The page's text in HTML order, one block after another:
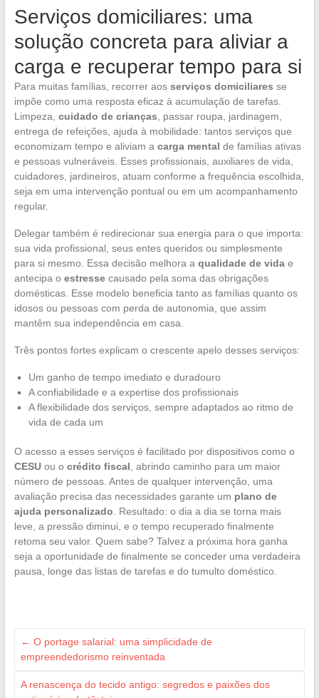
Serviços domiciliares: uma
solução concreta para aliviar a
carga e recuperar tempo para si
Para muitas famílias, recorrer aos serviços domiciliares se
impõe como uma resposta eficaz à acumulação de tarefas.
Limpeza, cuidado de crianças , passar roupa, jardinagem,
entrega de refeições, ajuda à mobilidade: tantos serviços que
economizam tempo e aliviam a carga mental de famílias ativas
e pessoas vulneráveis. Esses profissionais, auxiliares de vida,
cuidadores, jardineiros, atuam conforme a frequência escolhida,
seja em uma intervenção pontual ou em um acompanhamento
regular.
Delegar também é redirecionar sua energia para o que importa:
sua vida profissional, seus entes queridos ou simplesmente
para si mesmo. Essa decisão melhora a qualidade de vidae
antecipa o estressecausado pela soma das obrigações
domésticas. Esse modelo beneficia tanto as famílias quanto os
idosos ou pessoas com perda de autonomia, que assim
mantêm sua independência em casa.
Três pontos fortes explicam o crescente apelo desses serviços:
Um ganho de tempo imediato e duradouro
A confiabilidade e a expertise dos profissionais
A flexibilidade dos serviços, sempre adaptados ao ritmo de
vida de cada um
O acesso a esses serviços é facilitado por dispositivos como o
CESUou o crédito fiscal , abrindo caminho para um maior
número de pessoas. Antes de qualquer intervenção, uma
avaliação precisa das necessidades garante um plano de
ajuda personalizado . Resultado: o dia a dia se torna mais
leve, a pressão diminui, e o tempo recuperado finalmente
retoma seu valor. Quem sabe? Talvez a próxima hora ganha
seja a oportunidade de finalmente se conceder uma verdadeira
pausa, longe das listas de tarefas e do tumulto doméstico.
← O portage salarial: uma simplicidade de
empreendedorismo reinventada
A renascença do tecido antigo: segredos e paixões dos